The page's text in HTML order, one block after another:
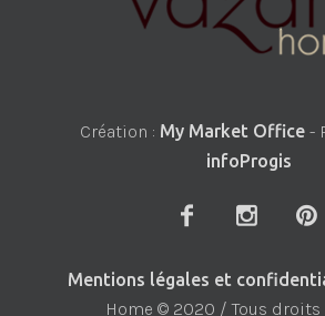
Création : My Market Office -
infoProgis
Mentions légales et
Home © 2020 / Tous droits